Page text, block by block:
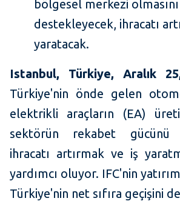
bölgesel merkezi olmasını
destekleyecek, ihracatı
yaratacak.
Istanbul, Türkiye, Aralık
Türkiye'nin önde gelen
elektrikli araçların (EA)
sektörün rekabet gücünü
ihracatı artırmak ve iş
yardımcı oluyor. IFC'nin
Türkiye'nin net sıfıra geçişini